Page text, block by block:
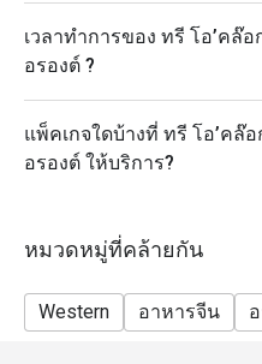
เวลาทำการของ ทรี โอ’คล๊อ
อรองต์ ?
แพ็คเกจใดบ้างที่ ทรี โอ’คล๊
อรองต์ ให้บริการ?
หมวดหมู่ที่คล้ายกัน
Western อาหารจีน